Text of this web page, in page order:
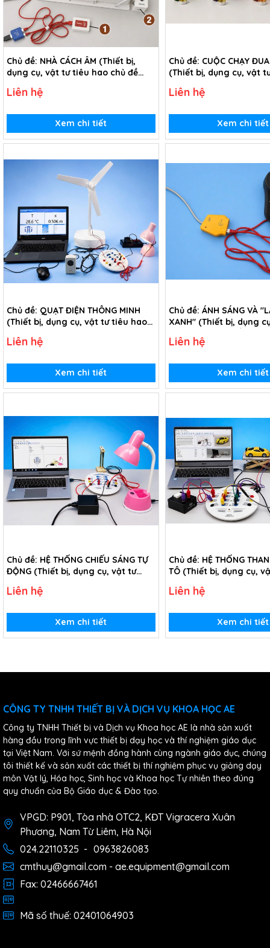
Chủ đề: NHÀ CÁCH ÂM (Thiết bị,
dụng cụ, vật tư tiêu hao chủ đề
Liên hệ
Xem chi tiết
Chủ đề: CUỘC CHẠY
(Thiết bị, dụng cụ, vật
màu - lớp 7)
Liên hệ
Xem chi tiết
Chủ đề: QUẠT ĐIỆN THÔNG MINH
(Thiết bị, dụng cụ, vật tư tiêu hao
6)
Liên hệ
Xem chi tiết
Chủ đề: ÁNH SÁNG VÀ
XANH" (Thiết bị, dụng
phổi xanh" - lớp 6)
Liên hệ
Xem chi tiết
Chủ đề: HỆ THỐNG CHIẾU SÁNG TỰ
ĐỘNG (Thiết bị, dụng cụ, vật tư
sáng tự động - Lớp 12)
Liên hệ
Xem chi tiết
Chủ đề: HỆ THỐNG
TÔ (Thiết bị, dụng cụ,
ô tô - Lớp 12)
Liên hệ
Xem chi tiết
CÔNG TY TNHH THIẾT BỊ VÀ DỊCH VỤ KHOA HỌC AE
Công ty TNHH Thiết bị và Dịch vụ Khoa học AE là nhà sản xuất
hàng đầu trong lĩnh vực thiết bị dạy học và thí nghiệm giáo dục
tại Việt Nam. Với sứ mệnh đồng hành cùng ngành giáo dục, chúng
tôi thiết kế và sản xuất các thiết bị thí nghiệm phục vụ giảng dạy
môn Vật lý, Hóa học, Sinh học và Khoa học Tự nhiên theo đúng
quy chuẩn của Bộ Giáo dục & Đào tạo.
VPGD: P901, Tòa nhà OTC2, KĐT Vigracera Xuân
Phương, Nam Từ Liêm, Hà Nội
024.22110325 - 0963826083
cmthuy@gmail.com - ae.equipment@gmail.com
Fax: 02466667461
Mã số thuế: 02401064903